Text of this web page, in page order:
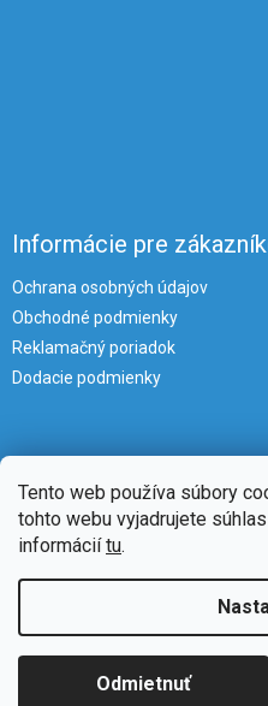
Tento web používa súbory
tohto webu vyjadrujete
informáciítu.
Odmietnuť
Informácie pre
Ochrana osobných údajov
Obchodné podmienky
Reklamačný poriadok
Dodacie podmienky